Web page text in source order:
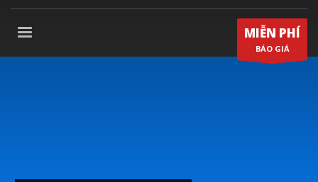
MIỄN PHÍ
BÁO GIÁ